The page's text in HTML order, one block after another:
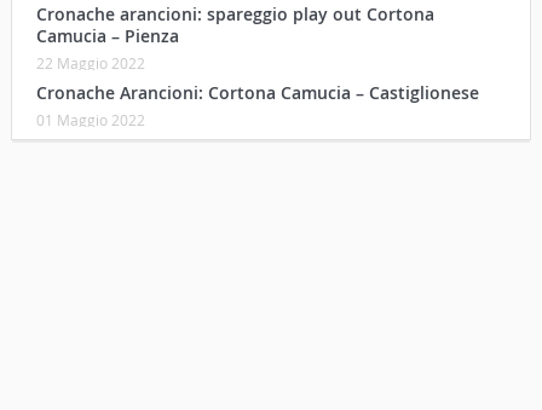
Cronache arancioni: spareggio play out Cortona
Camucia – Pienza
22 Maggio 2022
Cronache Arancioni: Cortona Camucia – Castiglionese
01 Maggio 2022